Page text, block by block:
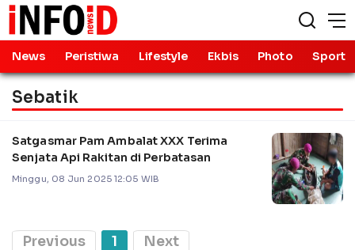
News Peristiwa Lifestyle Ekbis Photo Sport
Sebatik
Satgasmar Pam Ambalat XXX Terima
Senjata Api Rakitan di Perbatasan
Minggu, 08 Jun 2025 12:05 WIB
Previous 1 Next